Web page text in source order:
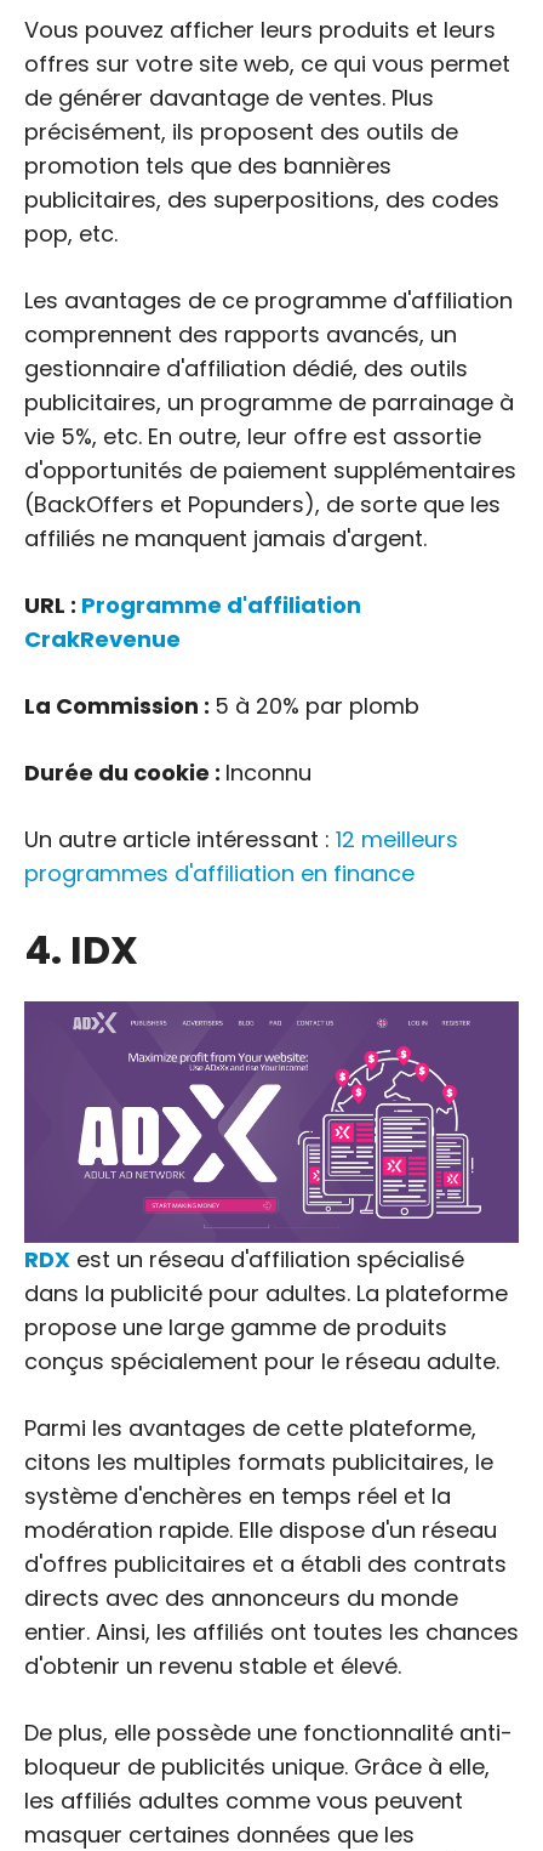
Vous pouvez afficher leurs produits et leurs
offres sur votre site web, ce qui vous permet
de générer davantage de ventes. Plus
précisément, ils proposent des outils de
promotion tels que des bannières
publicitaires, des superpositions, des codes
pop, etc.
Les avantages de ce programme d'affiliation
comprennent des rapports avancés, un
gestionnaire d'affiliation dédié, des outils
publicitaires, un programme de parrainage à
vie 5%, etc. En outre, leur offre est assortie
d'opportunités de paiement supplémentaires
(BackOffers et Popunders), de sorte que les
affiliés ne manquent jamais d'argent.
URL : Programme d'affiliation
CrakRevenue
La Commission : 5 à 20% par plomb
Durée du cookie : Inconnu
Un autre article intéressant : 12 meilleurs
programmes d'affiliation en finance
4. IDX
RDX est un réseau d'affiliation spécialisé
dans la publicité pour adultes. La plateforme
propose une large gamme de produits
conçus spécialement pour le réseau adulte.
Parmi les avantages de cette plateforme,
citons les multiples formats publicitaires, le
système d'enchères en temps réel et la
modération rapide. Elle dispose d'un réseau
d'offres publicitaires et a établi des contrats
directs avec des annonceurs du monde
entier. Ainsi, les affiliés ont toutes les chances
d'obtenir un revenu stable et élevé.
De plus, elle possède une fonctionnalité anti-
bloqueur de publicités unique. Grâce à elle,
les affiliés adultes comme vous peuvent
masquer certaines données que les